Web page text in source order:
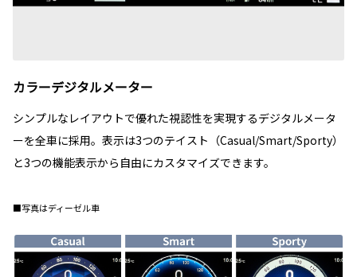
カラーデジタルメーター
シンプルなレイアウトで優れた視認性を実現するデジタルメータ
ーを全車に採用。表示は3つのテイスト（Casual/Smart/Sporty）
と3つの機能表示から自由にカスタマイズできます。
■写真はディーゼル車